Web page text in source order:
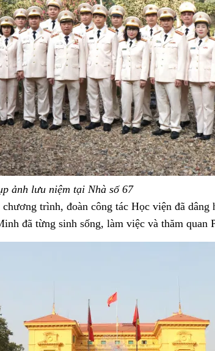
ảnh lưu niệm tại Nhà số 67
trình, đoàn công tác Học viện đã
đã từng sinh sống, làm việc và thăm quan